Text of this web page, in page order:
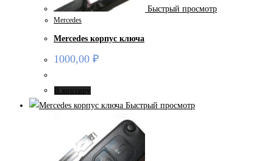
Быстрый просмотр
Mercedes
Mercedes корпус ключа
1000,00 ₽
В корзину
Быстрый просмотр